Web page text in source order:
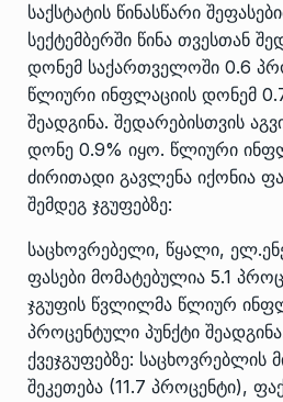
საქსტატის წინასწარი
სექტემბერში წინა თვესთან
დონემ საქართველოში 0.6
წლიური ინფლაციის დონემ
შეადგინა. შედარებისთვის
დონე 0.9% იყო. წლიური
ძირითადი გავლენა იქონია
შემდეგ ჯგუფებზე:
საცხოვრებელი, წყალი,
ფასები მომატებულია 5.1
ჯგუფის წვლილმა წლიურ
პროცენტული პუნქტი
ქვეჯგუფებზე:
შეკეთება (11.7 პროცენტი),